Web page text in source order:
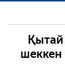
шеккен